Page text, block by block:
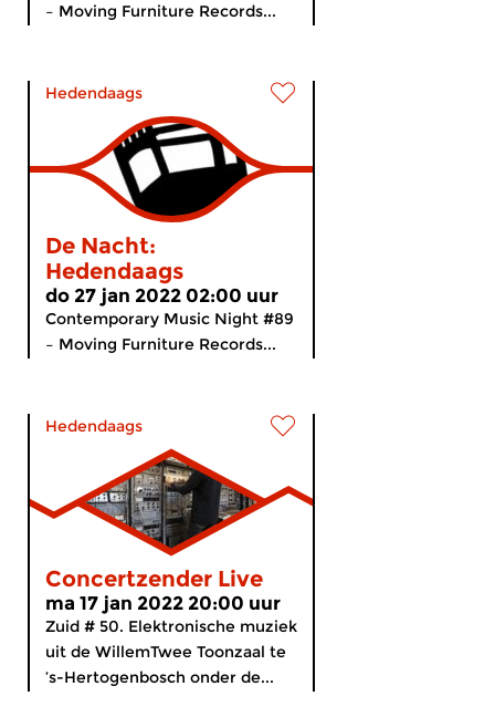
– Moving Furniture Records...
Hedendaags
De Nacht:
Hedendaags
do 27 jan 2022 02:00 uur
Contemporary Music Night #89
– Moving Furniture Records...
Hedendaags
Concertzender Live
ma 17 jan 2022 20:00 uur
Zuid # 50. Elektronische muziek
uit de WillemTwee Toonzaal te
’s-Hertogenbosch onder de...